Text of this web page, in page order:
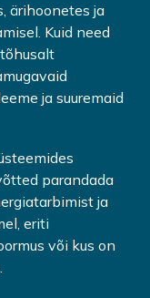
ärihoonetes ja
Kuid need
ja suuremaid
parandada
ja
eriti
või kus on